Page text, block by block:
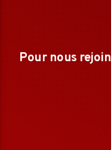
Pour nous